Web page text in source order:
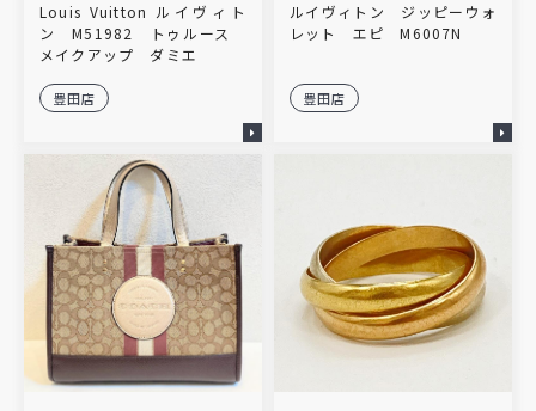
Louis Vuitton ルイヴィト
ン M51982 トゥルース
メイクアップ ダミエ
豊田店
ルイヴィトン ジッピーウォ
レット エピ M6007N
豊田店